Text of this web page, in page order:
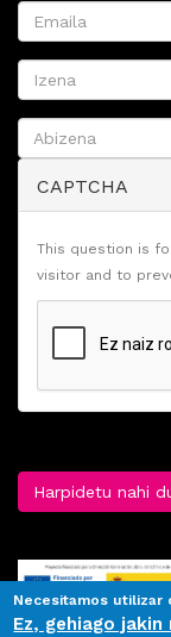
CAPTCHA
This question is
visitor and to
Harpidetu nahi
Necesitamos utilizar
Ez, gehiago jakin